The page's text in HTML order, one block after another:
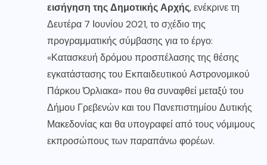
εισήγηση της Δημοτικής Αρχής, ενέκρινε τη
Δευτέρα 7 Ιουνίου 2021, το σχέδιο της
προγραμματικής σύμβασης για το έργο:
«Κατασκευή δρόμου προσπέλασης της θέσης
εγκατάστασης του Εκπαιδευτικού Αστρονομικού
Πάρκου Όρλιακα» που θα συναφθεί μεταξύ του
Δήμου Γρεβενών και του Πανεπιστημίου Δυτικής
Μακεδονίας και θα υπογραφεί από τους νόμιμους
εκπροσώπους των παραπάνω φορέων.